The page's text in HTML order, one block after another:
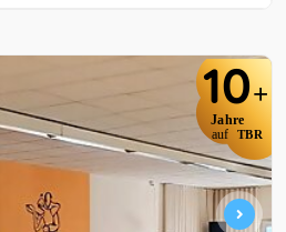
10+
Jahre
auf TBR